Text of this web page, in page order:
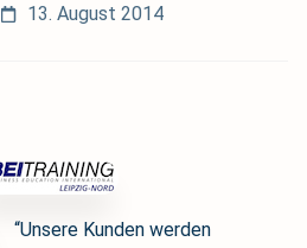
13. August 2014
“Unsere Kunden werden